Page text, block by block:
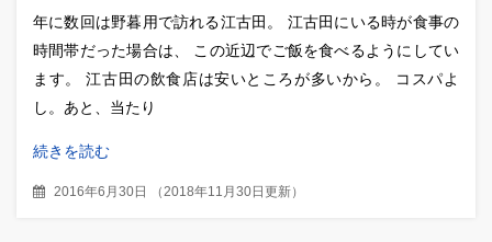
年に数回は野暮用で訪れる江古田。 江古田にいる時が食事の
時間帯だった場合は、 この近辺でご飯を食べるようにしてい
ます。 江古田の飲食店は安いところが多いから。 コスパよ
し。あと、当たり
続きを読む
2016年6月30日 （ 2018年11月30日更新）